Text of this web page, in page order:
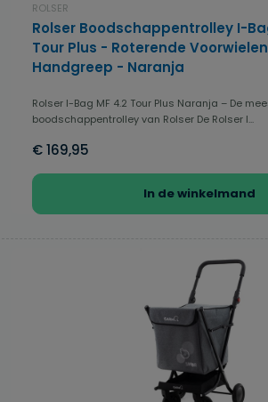
ROLSER
Rolser Boodschappentrolley I-
Tour Plus - Roterende
Handgreep - Naranja
Rolser I-Bag MF 4.2 Tour Plus Naranja – De
boodschappentrolley van Rolser De Rolser I...
€ 169,95
In de winkelmand